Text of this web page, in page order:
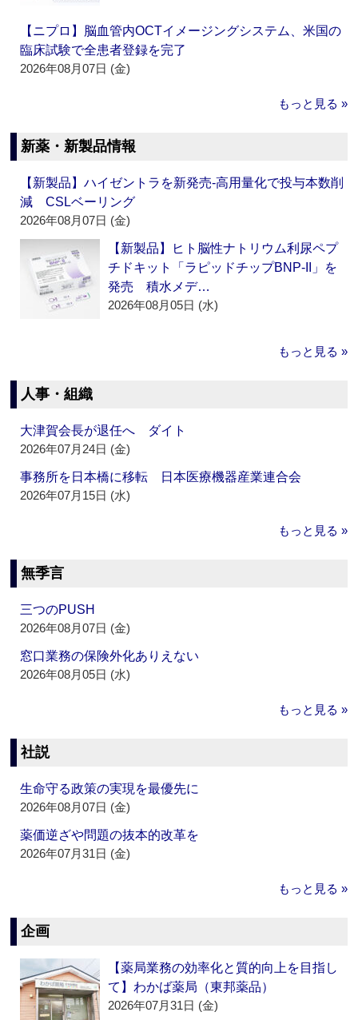
【ニプロ】脳血管内OCTイメージングシステム、米国の
臨床試験で全患者登録を完了
2026年08月07日 (金)
もっと見る »
新薬・新製品情報
【新製品】ハイゼントラを新発売‐高用量化で投与本数削
減 CSLベーリング
2026年08月07日 (金)
【新製品】ヒト脳性ナトリウム利尿ペプ
チドキット「ラピッドチップBNP-II」を
発売 積水メデ…
2026年08月05日 (水)
もっと見る »
人事・組織
大津賀会長が退任へ ダイト
2026年07月24日 (金)
事務所を日本橋に移転 日本医療機器産業連合会
2026年07月15日 (水)
もっと見る »
無季言
三つのPUSH
2026年08月07日 (金)
窓口業務の保険外化ありえない
2026年08月05日 (水)
もっと見る »
社説
生命守る政策の実現を最優先に
2026年08月07日 (金)
薬価逆ざや問題の抜本的改革を
2026年07月31日 (金)
もっと見る »
企画
【薬局業務の効率化と質的向上を目指し
て】わかば薬局（東邦薬品）
2026年07月31日 (金)